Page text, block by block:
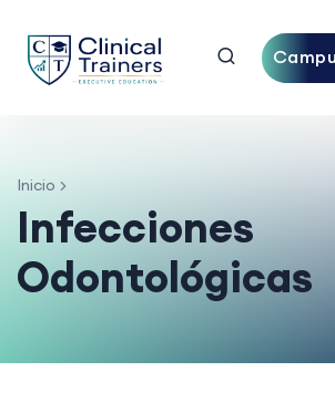
Inicio
Infecciones
Odontológicas